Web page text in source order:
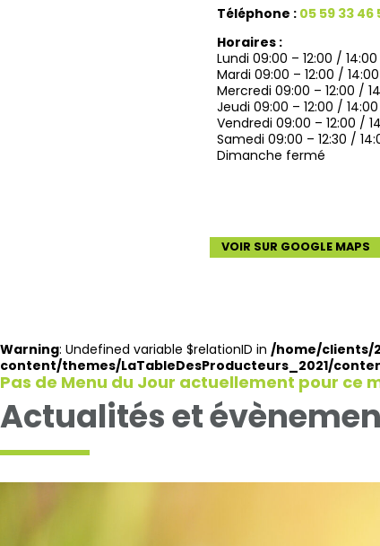
Téléphone : 05 59 33 46
Horaires :
Lundi 09:00 – 12:00 / 14:00
Mardi 09:00 – 12:00 / 14:00
Mercredi 09:00 – 12:00 /
Jeudi 09:00 – 12:00 / 14:00
Vendredi 09:00 – 12:00 /
Samedi 09:00 – 12:30 /
Dimanche fermé
VOIR SUR GOOGLE MAPS
Warning: Undefined variable $relationID in /home/clients/
content/themes/LaTableDesProducteurs_2021/
Pas de Menu du Jour actuellement pour ce
Actualités et